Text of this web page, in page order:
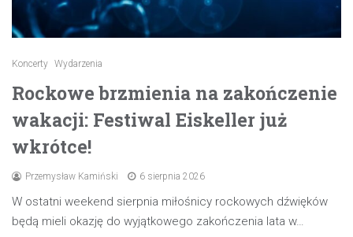
Koncerty Wydarzenia
Rockowe brzmienia na zakończenie
wakacji: Festiwal Eiskeller już
wkrótce!
Przemysław Kamiński 6 sierpnia 2026
W ostatni weekend sierpnia miłośnicy rockowych dźwięków
będą mieli okazję do wyjątkowego zakończenia lata w…